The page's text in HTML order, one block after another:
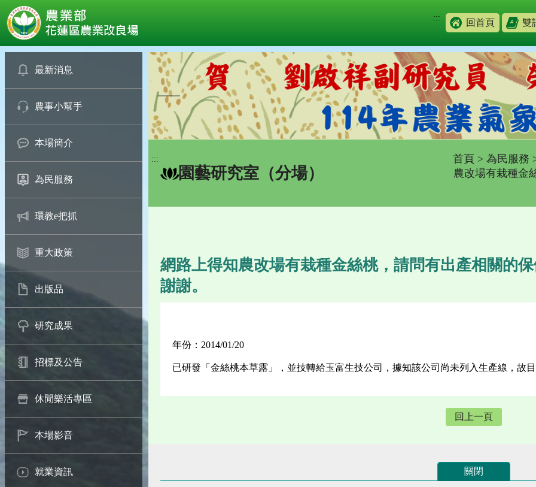
::: 回首頁 雙
最新消息
農事小幫手
本場簡介
為民服務
環教e把抓
重大政策
出版品
研究成果
招標及公告
休閒樂活專區
本場影音
就業資訊
:::
園藝研究室（分場）
首頁 > 為民服務
農改場有栽種金
網路上得知農改場有栽種金絲桃，請問有出產相關的
謝謝。
年份：2014/01/20
已研發「金絲桃本草露」，並技轉給玉富生技公司，據知該公司尚未列入生產線，故
回上一頁
關閉